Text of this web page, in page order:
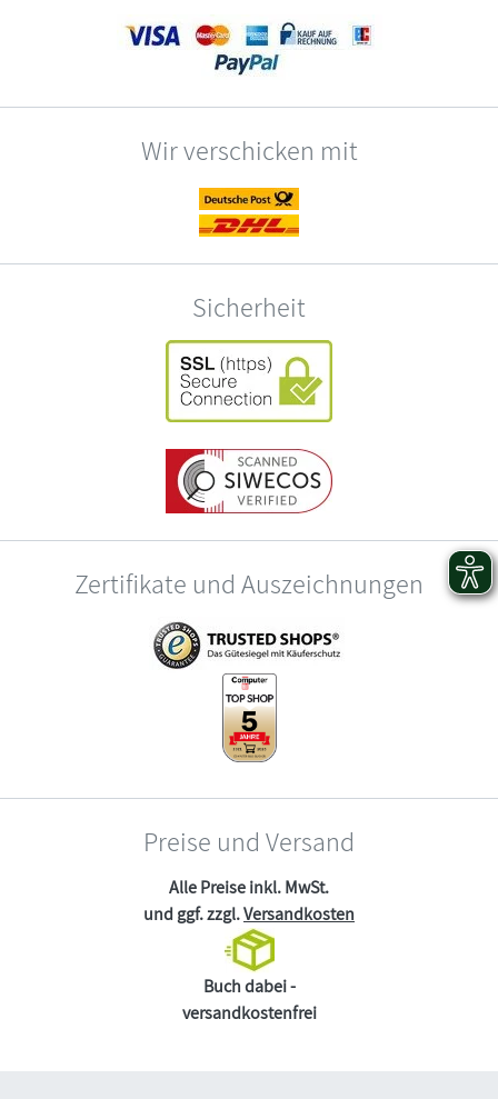
Wir verschicken mit
Sicherheit
Zertifikate und Auszeichnungen
Preise und Versand
Alle Preise inkl. MwSt.
und ggf. zzgl.Versandkosten
Buch dabei -
versandkostenfrei